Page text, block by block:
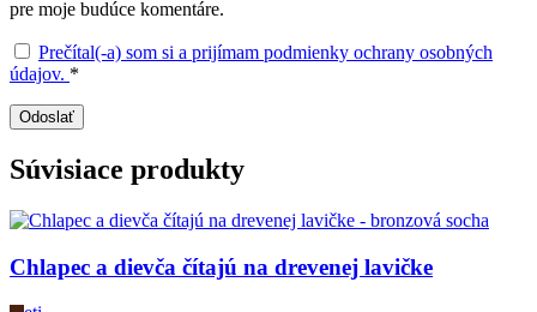
pre moje budúce komentáre.
Prečítal(-a) som si a prijímam podmienky ochrany osobných
údajov. *
Súvisiace produkty
Chlapec a dievča čítajú na drevenej lavičke